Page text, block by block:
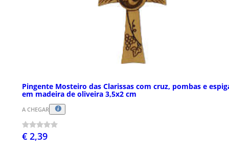
Pingente Mosteiro das Clarissas com cruz, pombas e
em madeira de oliveira 3,5x2 cm
A CHEGAR
€ 2,39